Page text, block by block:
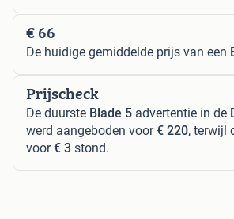
€ 66
De huidige gemiddelde prijs van een
Prijscheck
De duurste Blade 5 advertentie in de
werd aangeboden voor€ 220, terwijl
voor€ 3 stond.